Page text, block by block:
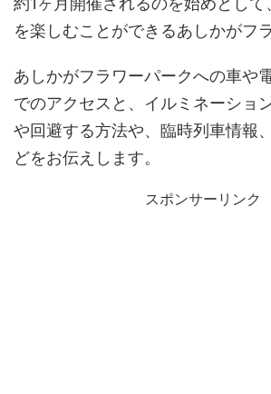
を楽しむことができるあしかがフ
あしかがフラワーパークへの車や
でのアクセスと、イルミネーショ
や回避する方法や、臨時列車情報
どをお伝えします。
スポンサーリンク